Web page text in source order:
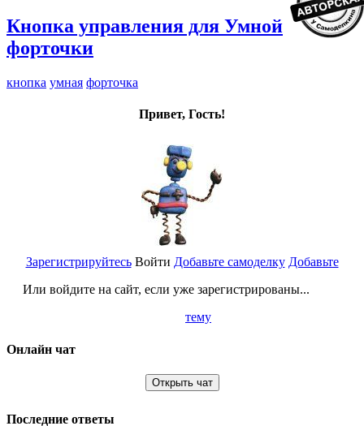
Кнопка управления для Умной
форточки
кнопка умная форточка
Привет, Гость!
Зарегистрируйтесь
Или войдите на сайт, если уже зарегистрированы...
Войти Добавьте самоделку Добавьте
тему
Онлайн чат
Открыть чат
Последние ответы